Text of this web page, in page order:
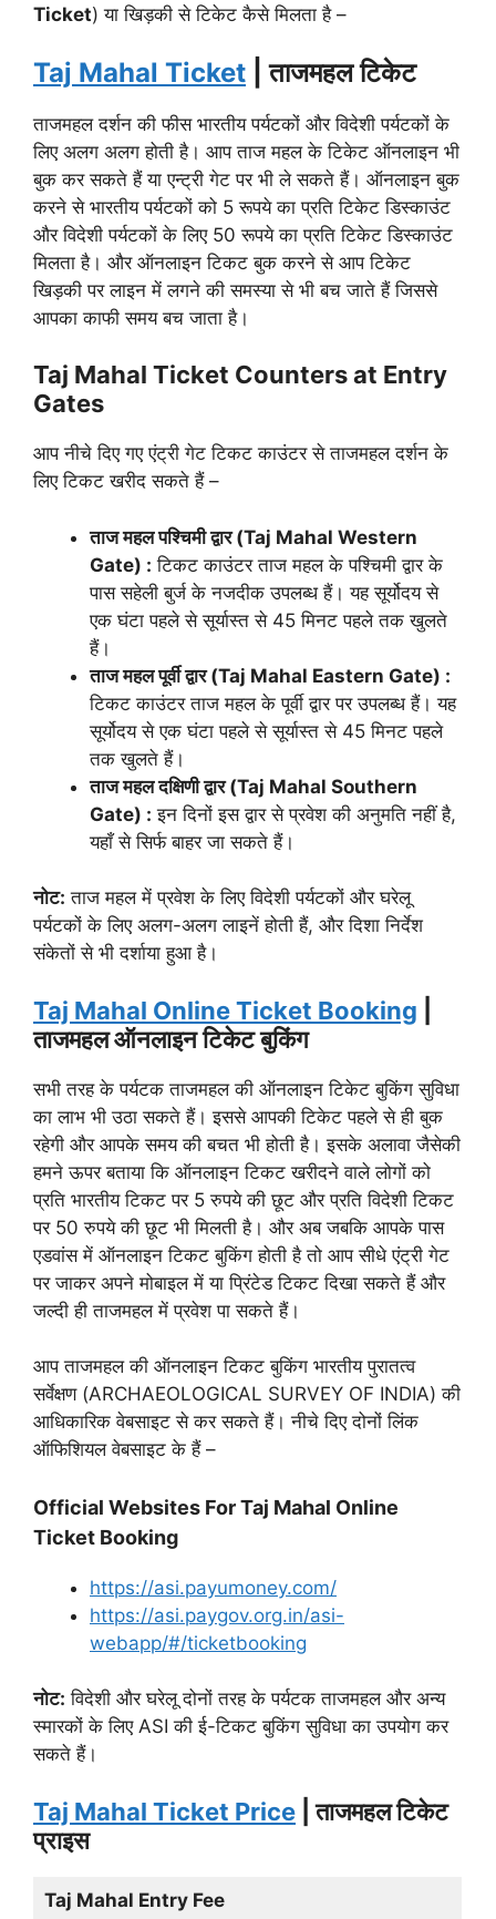
Ticket) या खिड़की से टिकेट कैसे मिलता है –
Taj Mahal Ticket | ताजमहल टिकेट
ताजमहल दर्शन की फीस भारतीय पर्यटकों और विदेशी पर्यटकों के
लिए अलग अलग होती है। आप ताज महल के टिकेट ऑनलाइन भी
बुक कर सकते हैं या एन्ट्री गेट पर भी ले सकते हैं। ऑनलाइन बुक
करने से भारतीय पर्यटकों को 5 रूपये का प्रति टिकेट डिस्काउंट
और विदेशी पर्यटकों के लिए 50 रूपये का प्रति टिकेट डिस्काउंट
मिलता है। और ऑनलाइन टिकट बुक करने से आप टिकेट
खिड़की पर लाइन में लगने की समस्या से भी बच जाते हैं जिससे
आपका काफी समय बच जाता है।
Taj Mahal Ticket Counters at Entry
Gates
आप नीचे दिए गए एंट्री गेट टिकट काउंटर से ताजमहल दर्शन के
लिए टिकट खरीद सकते हैं –
ताज महल पश्चिमी द्वार (Taj Mahal Western
Gate) : टिकट काउंटर ताज महल के पश्चिमी द्वार के
पास सहेली बुर्ज के नजदीक उपलब्ध हैं। यह सूर्योदय से
एक घंटा पहले से सूर्यास्त से 45 मिनट पहले तक खुलते
हैं।
ताज महल पूर्वी द्वार (Taj Mahal Eastern Gate) :
टिकट काउंटर ताज महल के पूर्वी द्वार पर उपलब्ध हैं। यह
सूर्योदय से एक घंटा पहले से सूर्यास्त से 45 मिनट पहले
तक खुलते हैं।
ताज महल दक्षिणी द्वार (Taj Mahal Southern
Gate) : इन दिनों इस द्वार से प्रवेश की अनुमति नहीं है,
यहाँ से सिर्फ बाहर जा सकते हैं।
नोट: ताज महल में प्रवेश के लिए विदेशी पर्यटकों और घरेलू
पर्यटकों के लिए अलग-अलग लाइनें होती हैं, और दिशा निर्देश
संकेतों से भी दर्शाया हुआ है।
Taj Mahal Online Ticket Booking
ताजमहल ऑनलाइन टिकेट बुकिंग
सभी तरह के पर्यटक ताजमहल की ऑनलाइन टिकेट बुकिंग सुविधा
का लाभ भी उठा सकते हैं। इससे आपकी टिकेट पहले से ही बुक
रहेगी और आपके समय की बचत भी होती है। इसके अलावा जैसेकी
हमने ऊपर बताया कि ऑनलाइन टिकट खरीदने वाले लोगों को
प्रति भारतीय टिकट पर 5 रुपये की छूट और प्रति विदेशी टिकट
पर 50 रुपये की छूट भी मिलती है। और अब जबकि आपके पास
एडवांस में ऑनलाइन टिकट बुकिंग होती है तो आप सीधे एंट्री गेट
पर जाकर अपने मोबाइल में या प्रिंटेड टिकट दिखा सकते हैं और
जल्दी ही ताजमहल में प्रवेश पा सकते हैं।
आप ताजमहल की ऑनलाइन टिकट बुकिंग भारतीय पुरातत्व
सर्वेक्षण (ARCHAEOLOGICAL SURVEY OF INDIA) की
आधिकारिक वेबसाइट से कर सकते हैं। नीचे दिए दोनों लिंक
ऑफिशियल वेबसाइट के हैं –
Official Websites For Taj Mahal Online
Ticket Booking
https://asi.payumoney.com/
https://asi.paygov.org.in/asi-
webapp/#/ticketbooking
नोट: विदेशी और घरेलू दोनों तरह के पर्यटक ताजमहल और अन्य
स्मारकों के लिए ASI की ई-टिकट बुकिंग सुविधा का उपयोग कर
सकते हैं।
Taj Mahal Ticket Price | ताजमहल टिकेट
प्राइस
Taj Mahal Entry Fee